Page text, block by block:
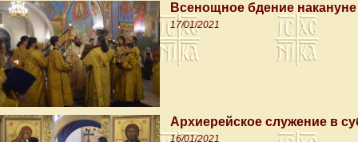
Всенощное бдение
17/01/2021
Архиерейское служение в
16/01/2021